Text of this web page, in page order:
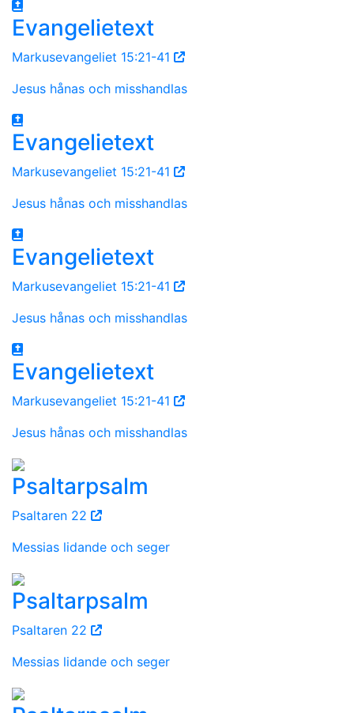
Evangelietext
Markusevangeliet 15:21-41
Jesus hånas och misshandlas
Evangelietext
Markusevangeliet 15:21-41
Jesus hånas och misshandlas
Evangelietext
Markusevangeliet 15:21-41
Jesus hånas och misshandlas
Evangelietext
Markusevangeliet 15:21-41
Jesus hånas och misshandlas
Psaltarpsalm
Psaltaren 22
Messias lidande och seger
Psaltarpsalm
Psaltaren 22
Messias lidande och seger